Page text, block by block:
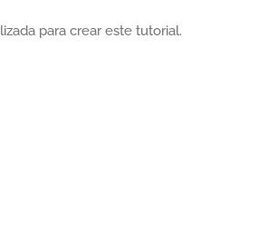
para crear este tutorial.